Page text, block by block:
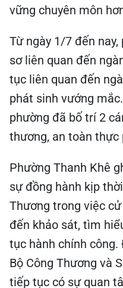
vững chuyên môn
Từ ngày 1/7 đến
sơ liên quan đến
tục liên quan đến
phát sinh vướng
phường đã bố trí 2
thương, an toàn thực
Phường Thanh Khê
sự đồng hành kịp
Thương trong việc
đến khảo sát, tìm
tục hành chính
Bộ Công Thương và
tiếp tục có sự quan